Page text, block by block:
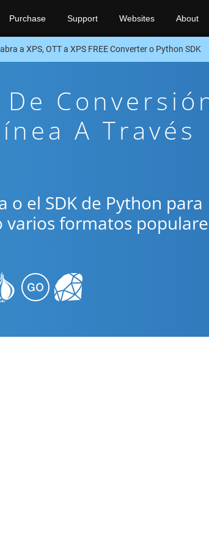
Purchase Support Websites About
a XPS, OTT a XPS FREE Converter o Python SDK
A Través
el SDK de Python para
varios formatos